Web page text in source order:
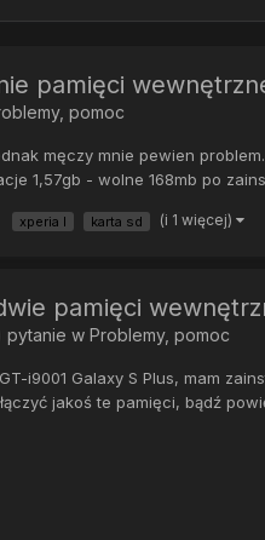
pamięci
pomoc
męczy mnie pewien
1,57gb - wolne 168mb po
xperia l karta sd (i 1 więcej)
pamięci
pytanie w Problemy, pomoc
i9001 Galaxy S Plus, mam
jakoś te pamięci, bądź